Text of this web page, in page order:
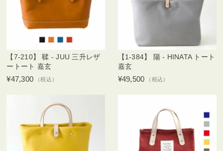
【7-210】 鞣 - JUU 三升レザ
ートート 嘉玄
¥47,300 （税込）
【1-384】 陽 - HINATA トート
嘉玄
¥49,500 （税込）